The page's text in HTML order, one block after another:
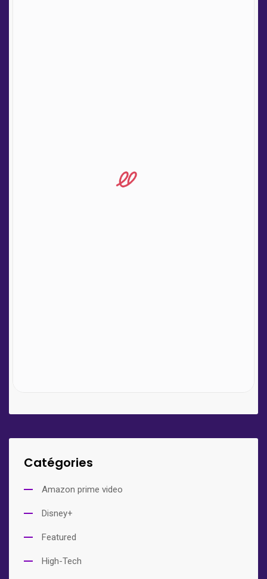
Catégories
Amazon prime video
Disney+
Featured
High-Tech